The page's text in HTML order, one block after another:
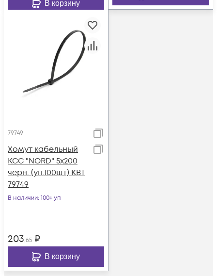
В корзину
79749
Хомут кабельный
КСС "NORD" 5х200
черн. (уп.100шт) КВТ
79749
В наличии: 100+ уп
203,65 ₽
В корзину